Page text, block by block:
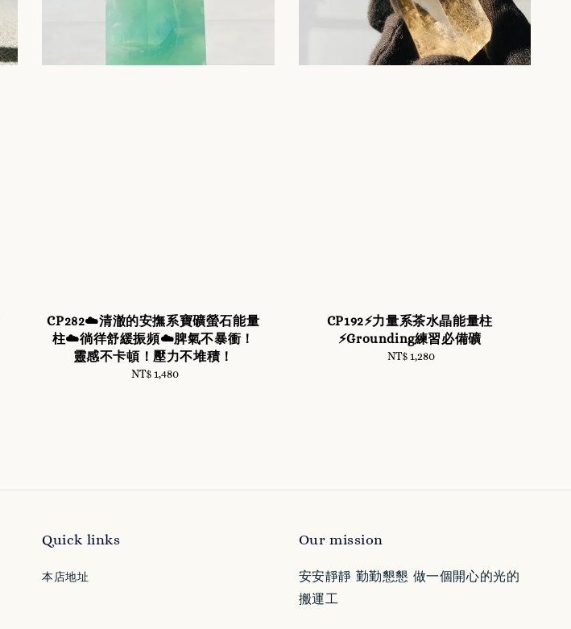
CP282☁️清澈的安撫系寶礦螢石能量
柱☁️徜徉舒緩振頻☁️脾氣不暴衝！
靈感不卡頓！壓力不堆積！
Regular
NT$ 1,480
CP192⚡️力量系茶水晶能量柱
⚡️Grounding練習必備礦
Regular
NT$ 1,280
Quick links
本店地址
Our mission
安安靜靜 勤勤懇懇 做一個開心的光的
搬運工